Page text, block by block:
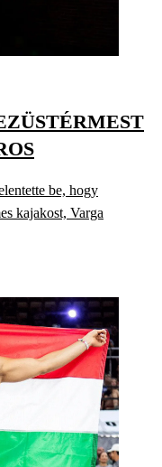
be, hogy
kajakost, Varga